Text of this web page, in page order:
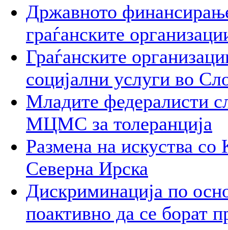
Државното
граѓанските
Граѓанските
социјални услуги во
Mладите федералисти
МЦМС за толеранција
Размена на искуства со
Северна Ирска
Дискриминација по
поактивно да се борат